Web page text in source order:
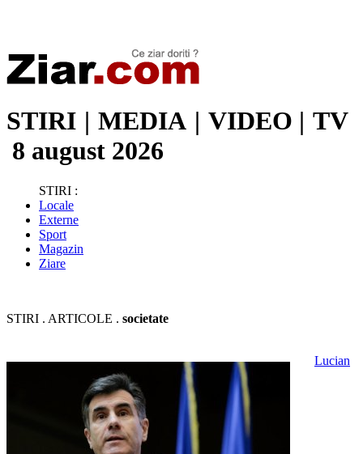
STIRI | MEDIA | VIDEO | TV
8 august 2026
STIRI :
Locale
Externe
Sport
Magazin
Ziare
STIRI . ARTICOLE . societate
Lucian